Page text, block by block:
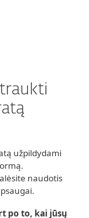
užpildydami
naudotis
po to, kai jūsų